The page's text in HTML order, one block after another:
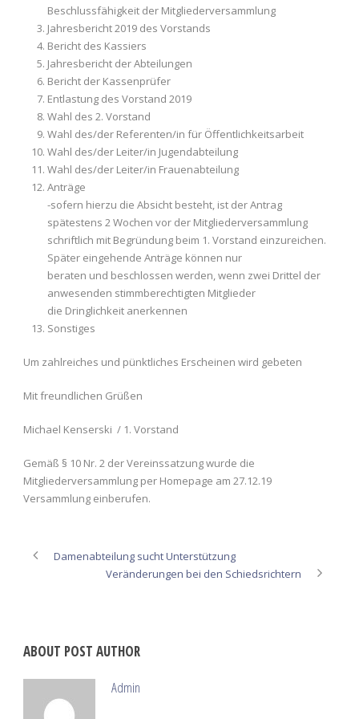
Beschlussfähigkeit der Mitgliederversammlung
Jahresbericht 2019 des Vorstands
Bericht des Kassiers
Jahresbericht der Abteilungen
Bericht der Kassenprüfer
Entlastung des Vorstand 2019
Wahl des 2. Vorstand
Wahl des/der Referenten/in für Öffentlichkeitsarbeit
Wahl des/der Leiter/in Jugendabteilung
Wahl des/der Leiter/in Frauenabteilung
Anträge
-sofern hierzu die Absicht besteht, ist der Antrag
spätestens 2 Wochen vor der Mitgliederversammlung
schriftlich mit Begründung beim 1. Vorstand einzureichen.
Später eingehende Anträge können nur
beraten und beschlossen werden, wenn zwei Drittel der
anwesenden stimmberechtigten Mitglieder
die Dringlichkeit anerkennen
Sonstiges
Um zahlreiches und pünktliches Erscheinen wird gebeten
Mit freundlichen Grüßen
Michael Kenserski / 1. Vorstand
Gemäß § 10 Nr. 2 der Vereinssatzung wurde die
Mitgliederversammlung per Homepage am 27.12.19
Versammlung einberufen.
Damenabteilung sucht Unterstützung
Veränderungen bei den Schiedsrichtern
ABOUT POST AUTHOR
Admin